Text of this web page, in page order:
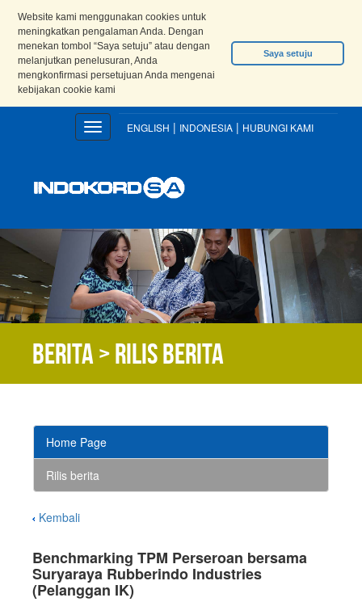
Website kami menggunakan cookies untuk
meningkatkan pengalaman Anda. Dengan
menekan tombol “Saya setuju” atau dengan
melanjutkan penelusuran, Anda
mengkonfirmasi persetujuan Anda mengenai
kebijakan cookie kami
Saya setuju
ENGLISH | INDONESIA | HUBUNGI KAMI
Toggle
navigation
Berita > Rilis berita
Home Page
Rilis berita
Kembali
Benchmarking TPM Perseroan bersama
Suryaraya Rubberindo Industries
(Pelanggan IK)